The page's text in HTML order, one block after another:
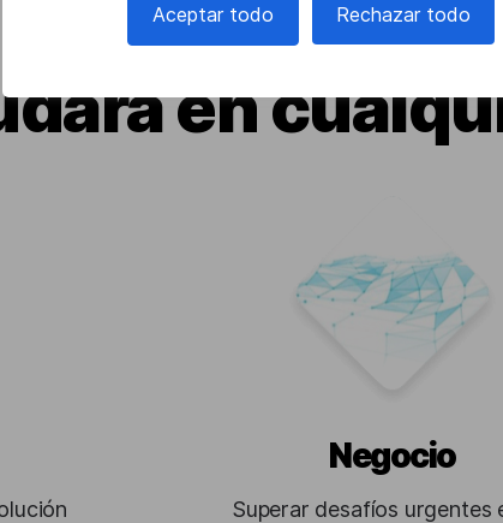
Aceptar todo Rechazar todo
en
Negocio
Superar desafíos urgentes